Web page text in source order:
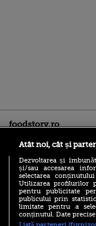
foodstory.ro
(P) Descoperă Lumea
Evenimentelor din
Atât noi, cât și
Dezvoltarea și
și/sau accesarea
selectarea
Utilizarea profilurilor
pentru publicitate
publicului prin
limitate pentru a
conținutul. Date